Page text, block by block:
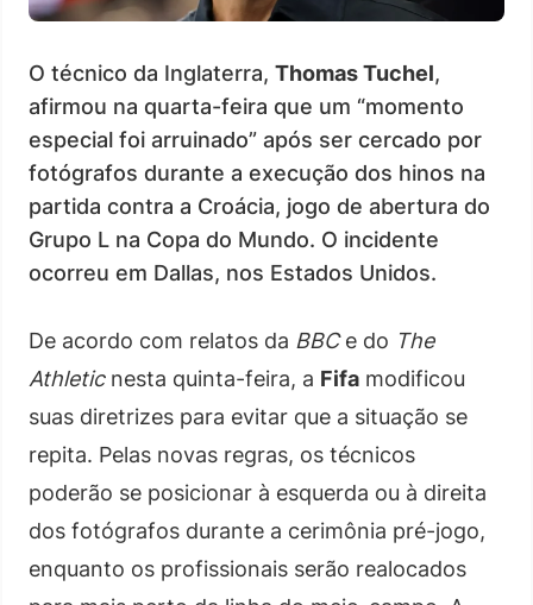
O técnico da Inglaterra, Thomas Tuchel,
afirmou na quarta-feira que um “momento
especial foi arruinado” após ser cercado por
fotógrafos durante a execução dos hinos na
partida contra a Croácia, jogo de abertura do
Grupo L na Copa do Mundo. O incidente
ocorreu em Dallas, nos Estados Unidos.
De acordo com relatos da BBCe do The
Athleticnesta quinta-feira, a Fifa modificou
suas diretrizes para evitar que a situação se
repita. Pelas novas regras, os técnicos
poderão se posicionar à esquerda ou à direita
dos fotógrafos durante a cerimônia pré-jogo,
enquanto os profissionais serão realocados